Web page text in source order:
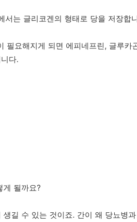
는 글리코겐의 형태로 당을 저장합
필요해지게 되면 에피네프린, 글루카
다.
게 될까요?
길 수 있는 것이죠. 간이 왜 당뇨병